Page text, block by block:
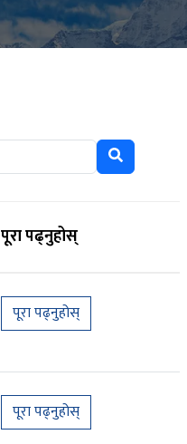
पूरा पढ्नुहोस्
पूरा पढ्नुहोस्
पूरा पढ्नुहोस्